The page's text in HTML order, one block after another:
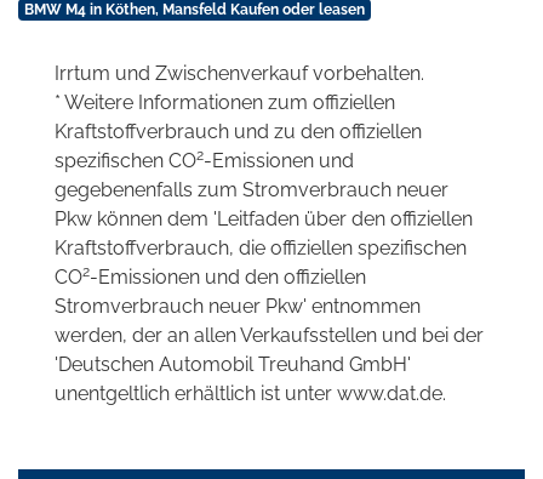
BMW M4 in Köthen, Mansfeld Kaufen oder leasen
Irrtum und Zwischenverkauf vorbehalten.
* Weitere Informationen zum offiziellen
Kraftstoffverbrauch und zu den offiziellen
spezifischen CO2-Emissionen und
gegebenenfalls zum Stromverbrauch neuer
Pkw können dem 'Leitfaden über den offiziellen
Kraftstoffverbrauch, die offiziellen spezifischen
CO2-Emissionen und den offiziellen
Stromverbrauch neuer Pkw' entnommen
werden, der an allen Verkaufsstellen und bei der
'Deutschen Automobil Treuhand GmbH'
unentgeltlich erhältlich ist unter www.dat.de.